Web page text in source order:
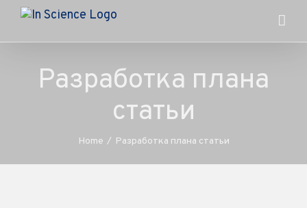
Skip
content
Разработка плана
статьи
Home / Разработка плана статьи